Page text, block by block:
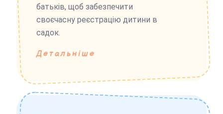
батьків, щоб забезпечити
своєчасну реєстрацію дитини в
садок.
Детальніше